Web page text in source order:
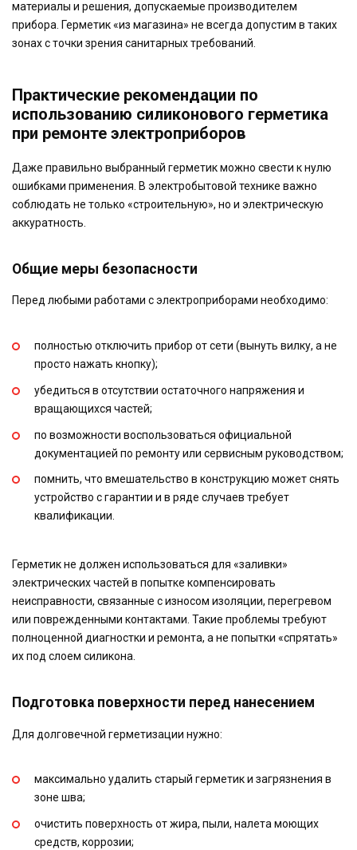
материалы и решения, допускаемые производителем
прибора. Герметик «из магазина» не всегда допустим в таких
зонах с точки зрения санитарных требований.
Практические рекомендации по
использованию силиконового герметика
при ремонте электроприборов
Даже правильно выбранный герметик можно свести к нулю
ошибками применения. В электробытовой технике важно
соблюдать не только «строительную», но и электрическую
аккуратность.
Общие меры безопасности
Перед любыми работами с электроприборами необходимо:
полностью отключить прибор от сети (вынуть вилку, а не
просто нажать кнопку);
убедиться в отсутствии остаточного напряжения и
вращающихся частей;
по возможности воспользоваться официальной
документацией по ремонту или сервисным руководством;
помнить, что вмешательство в конструкцию может снять
устройство с гарантии и в ряде случаев требует
квалификации.
Герметик не должен использоваться для «заливки»
электрических частей в попытке компенсировать
неисправности, связанные с износом изоляции, перегревом
или поврежденными контактами. Такие проблемы требуют
полноценной диагностки и ремонта, а не попытки «спрятать»
их под слоем силикона.
Подготовка поверхности перед нанесением
Для долговечной герметизации нужно:
максимально удалить старый герметик и загрязнения в
зоне шва;
очистить поверхность от жира, пыли, налета моющих
средств, коррозии;